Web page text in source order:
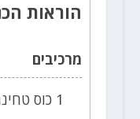
הוראות
מרכיבים
1 כוס טחינה גולמית לבנה